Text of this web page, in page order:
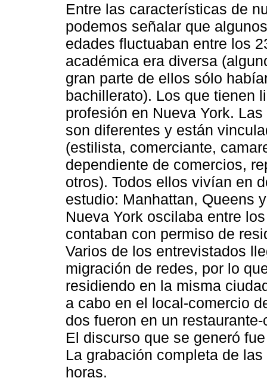
Entre las características de
podemos señalar que
edades fluctuaban entre los
académica era diversa
gran parte de ellos sólo
bachillerato). Los que tienen
profesión en Nueva York.
son diferentes y están
(estilista, comerciante,
dependiente de comercios,
otros). Todos ellos vivían en
estudio: Manhattan, Queens
Nueva York oscilaba entre
contaban con permiso de
Varios de los entrevistados
migración de redes, por lo
residiendo en la misma
a cabo en el local-comercio
dos fueron en un
El discurso que se generó
La grabación completa de
horas.